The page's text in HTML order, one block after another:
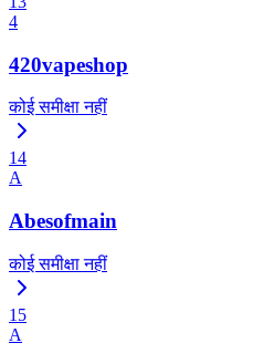
4
420vapeshop
कोई समीक्षा नहीं
14
A
Abesofmain
कोई समीक्षा नहीं
15
A